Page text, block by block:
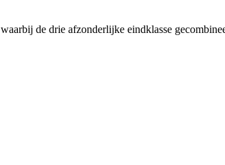
de drie afzonderlijke eindklasse